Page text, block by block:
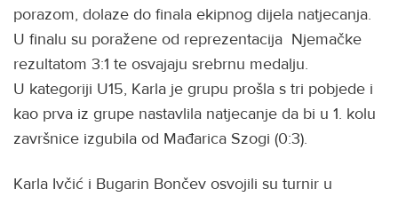
porazom, dolaze do finala ekipnog dijela natjecanja.
U finalu su poražene od reprezentacija Njemačke
rezultatom 3:1 te osvajaju srebrnu medalju.
U kategoriji U15, Karla je grupu prošla s tri pobjede i
kao prva iz grupe nastavlila natjecanje da bi u 1. kolu
završnice izgubila od Mađarica Szogi (0:3).
Karla Ivčić i Bugarin Bončev osvojili su turnir u